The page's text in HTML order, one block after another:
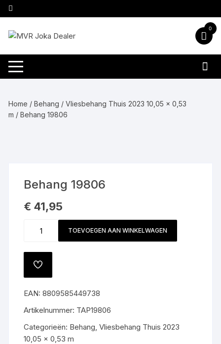
naar
inhoud
0
Home /Behang /Vliesbehang Thuis 2023 10,05 x 0,53
m / Behang 19806
Behang 19806
€ 41,95
19806
TOEVOEGEN AAN WINKELWAGEN
TOEVOEGEN
AAN
EAN:8809585449738
Artikelnummer: TAP19806
Categorieën: Behang,Vliesbehang Thuis 2023
10,05 x 0,53 m